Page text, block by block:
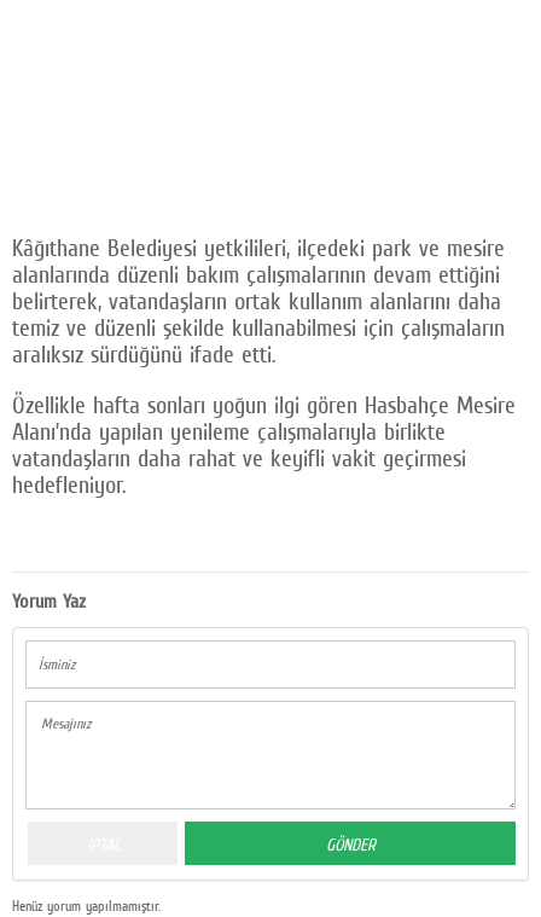
Kâğıthane Belediyesi yetkilileri, ilçedeki park ve mesire
alanlarında düzenli bakım çalışmalarının devam ettiğini
belirterek, vatandaşların ortak kullanım alanlarını daha
temiz ve düzenli şekilde kullanabilmesi için çalışmaların
aralıksız sürdüğünü ifade etti.
Özellikle hafta sonları yoğun ilgi gören Hasbahçe Mesire
Alanı’nda yapılan yenileme çalışmalarıyla birlikte
vatandaşların daha rahat ve keyifli vakit geçirmesi
hedefleniyor.
Yorum Yaz
Henüz yorum yapılmamıştır.